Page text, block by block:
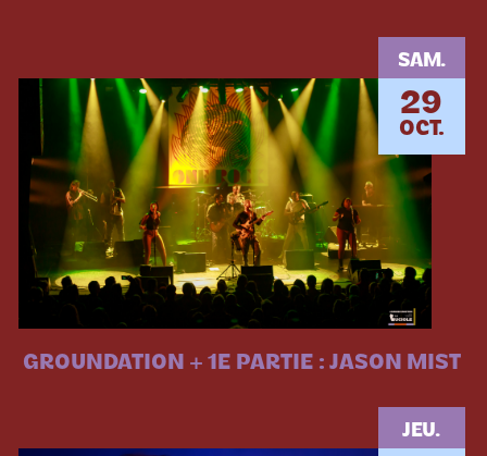
SAM.
29
OCT.
GROUNDATION + 1E PARTIE : JASON MIST
JEU.